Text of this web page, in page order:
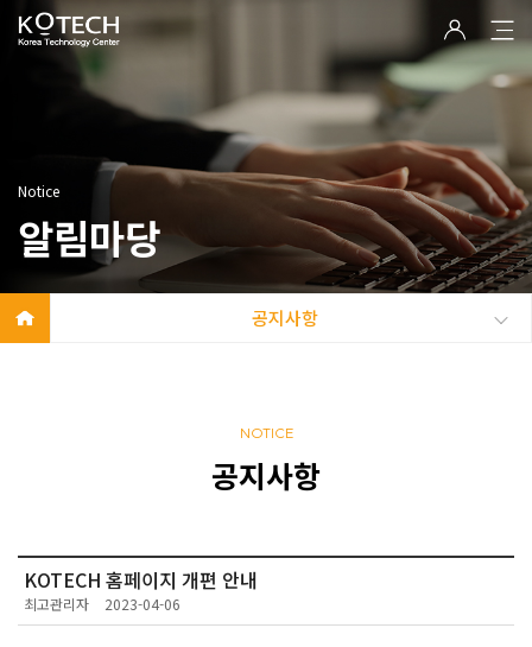
Notice
알림마당
공지사항
NOTICE
공지사항
KOTECH 홈페이지 개편 안내
최고관리자 2023-04-06